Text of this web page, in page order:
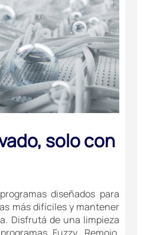
solo con
diseñados para
más difíciles y mantener
Disfrutá de una limpieza